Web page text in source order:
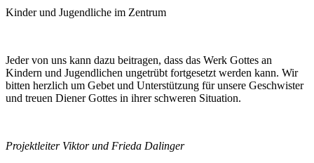
Kinder und Jugendliche im Zentrum
Jeder von uns kann dazu beitragen, dass das Werk Gottes an
Kindern und Jugendlichen ungetrübt fortgesetzt werden kann. Wir
bitten herzlich um Gebet und Unterstützung für unsere Geschwister
und treuen Diener Gottes in ihrer schweren Situation.
Projektleiter Viktor und Frieda Dalinger